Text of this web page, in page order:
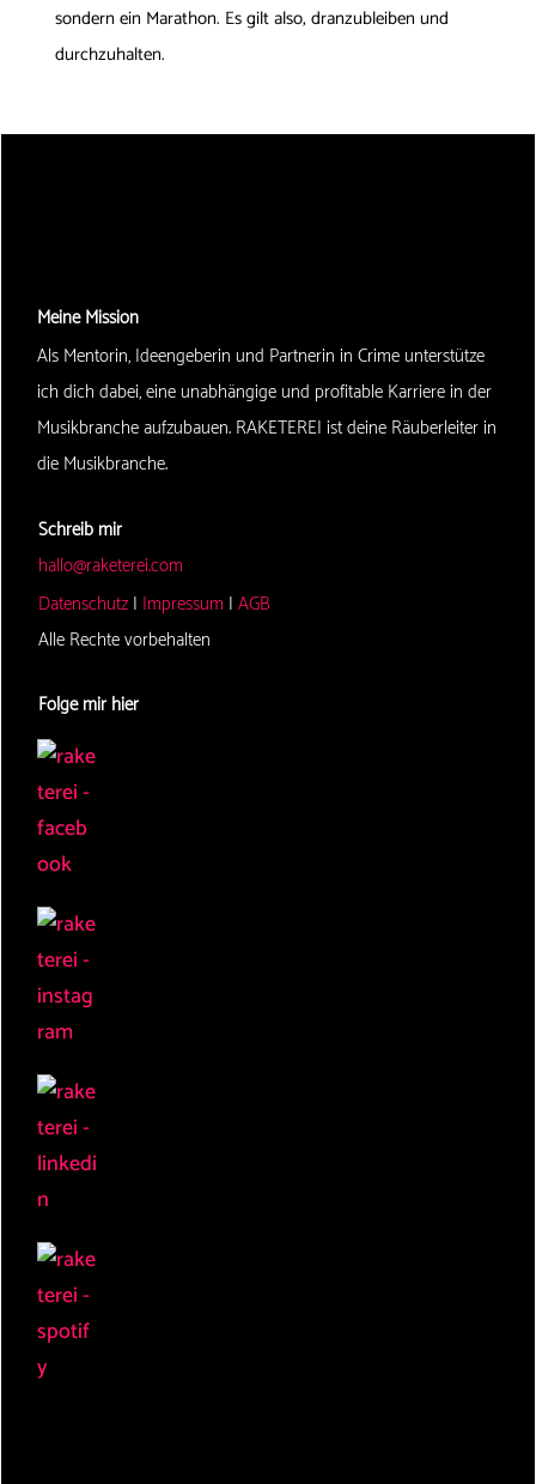
sondern ein Marathon. Es gilt also, dranzubleiben und
durchzuhalten.
Meine Mission
Als Mentorin, Ideengeberin und Partnerin in Crime unterstütze
ich dich dabei, eine unabhängige und profitable Karriere in der
Musikbranche aufzubauen. RAKETEREI ist deine Räuberleiter in
die Musikbranche.
Schreib mir
hallo@raketerei.com
Datenschutz | Impressum | AGB
Alle Rechte vorbehalten
Folge mir hier